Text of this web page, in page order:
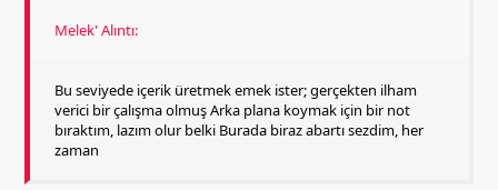
Melek' Alıntı:
Bu seviyede içerik üretmek emek ister; gerçekten ilham
verici bir çalışma olmuş Arka plana koymak için bir not
bıraktım, lazım olur belki Burada biraz abartı sezdim, her
zaman